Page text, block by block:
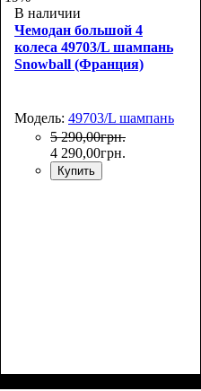
В наличии
Чемодан большой 4
колеса 49703/L шампань
Snowball (Франция)
Модель: 49703/L шампань
5 290,00грн.
4 290,00грн.
Купить